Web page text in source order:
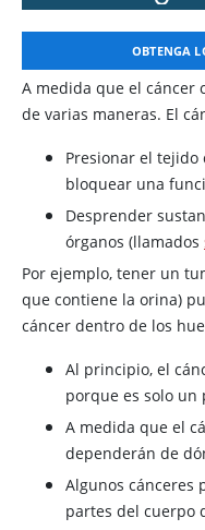
OBTENGA
A medida que el cáncer
de varias maneras. El
Presionar el tejido
bloquear una
Desprender
órganos (llamados
Por ejemplo, tener un
que contiene la orina)
cáncer dentro de los
Al principio, el
porque es solo un
A medida que el
dependerán de
Algunos cánceres
partes del cuerpo